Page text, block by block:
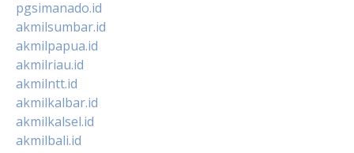
pgsimanado.id
akmilsumbar.id
akmilpapua.id
akmilriau.id
akmilntt.id
akmilkalbar.id
akmilkalsel.id
akmilbali.id